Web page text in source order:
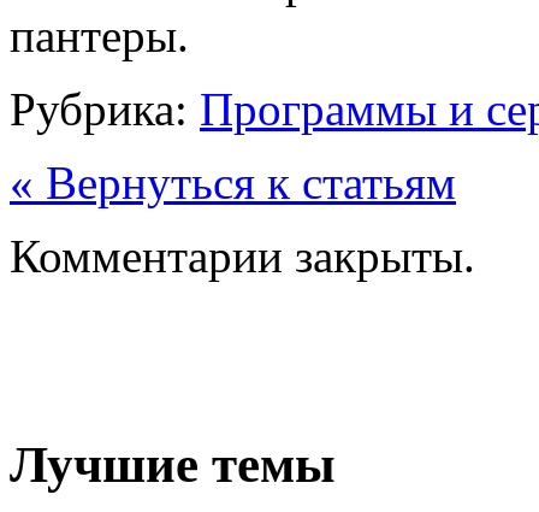
пантеры.
Рубрика: Программы и
« Вернуться к статьям
Комментарии закрыты.
Лучшие темы